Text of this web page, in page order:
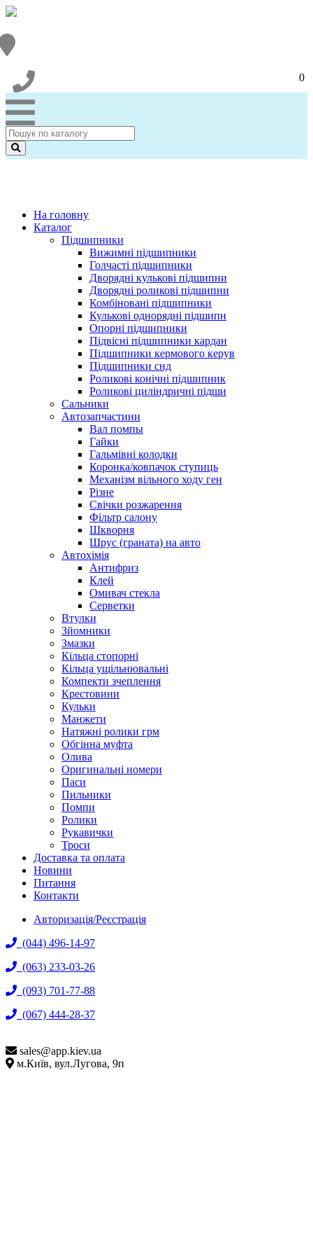
0
На головну
Каталог
Підшипники
Вижимні підшипники
Голчасті підшипники
Дворядні кулькові підшипни
Дворядні роликові підшипни
Комбіновані підшипники
Кулькові однорядні підшипн
Опорні підшипники
Підвісні підшипники кардан
Підшипники кермового керув
Підшипники снд
Роликові конічні підшипник
Роликові циліндричні підши
Сальники
Автозапчастини
Вал помпы
Гайки
Гальмівні колодки
Коронка/ковпачок ступиць
Механізм вільного ходу ген
Різне
Свічки розжарення
Фільтр салону
Шкворня
Шрус (граната) на авто
Автохімія
Антифриз
Клей
Омивач стекла
Серветки
Втулки
Зйомники
Змазки
Кільца стопорні
Кільца ущільнювальні
Компекти зчеплення
Крестовини
Кульки
Манжети
Натяжні ролики грм
Обгінна муфта
Олива
Оригинальні номери
Паси
Пильники
Помпи
Ролики
Рукавички
Троси
Доставка та оплата
Новини
Питання
Контакти
Авторизація/Реєстрація
(044) 496-14-97
(063) 233-03-26
(093) 701-77-88
(067) 444-28-37
sales@app.kiev.ua
м.Київ, вул.Лугова, 9п